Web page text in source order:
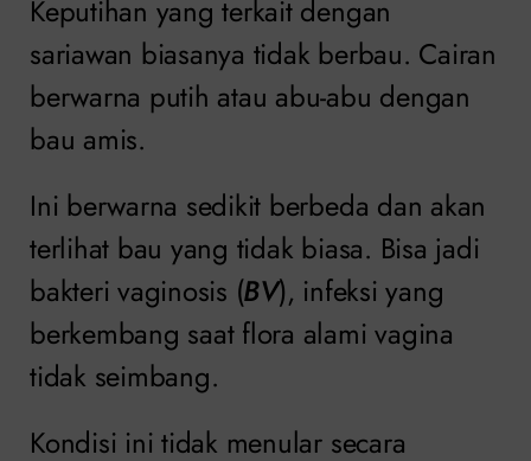
Keputihan yang terkait dengan
sariawan biasanya tidak berbau. Cairan
berwarna putih atau abu-abu dengan
bau amis.
Ini berwarna sedikit berbeda dan akan
terlihat bau yang tidak biasa. Bisa jadi
bakteri vaginosis (BV), infeksi yang
berkembang saat flora alami vagina
tidak seimbang.
Kondisi ini tidak menular secara